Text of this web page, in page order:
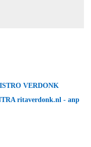
VERDONK
ritaverdonk.nl - anp